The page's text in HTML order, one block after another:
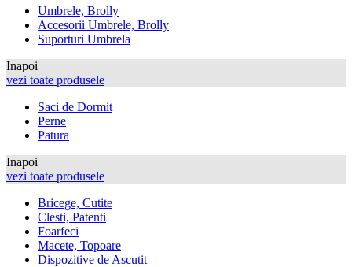
Umbrele, Brolly
Accesorii Umbrele, Brolly
Suporturi Umbrela
Inapoi
vezi toate produsele
Saci de Dormit
Perne
Patura
Inapoi
vezi toate produsele
Bricege, Cutite
Clesti, Patenti
Foarfeci
Macete, Topoare
Dispozitive de Ascutit